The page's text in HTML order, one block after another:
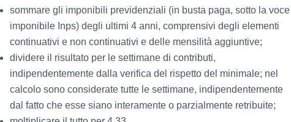
sommare gli imponibili previdenziali (in busta paga, sotto la voce
imponibile Inps) degli ultimi 4 anni, comprensivi degli elementi
continuativi e non continuativi e delle mensilità aggiuntive;
dividere il risultato per le settimane di contributi,
indipendentemente dalla verifica del rispetto del minimale; nel
calcolo sono considerate tutte le settimane, indipendentemente
dal fatto che esse siano interamente o parzialmente retribuite;